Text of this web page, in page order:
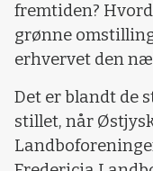
fremtiden?
grønne
erhvervet den
Det er blandt de
stillet, når